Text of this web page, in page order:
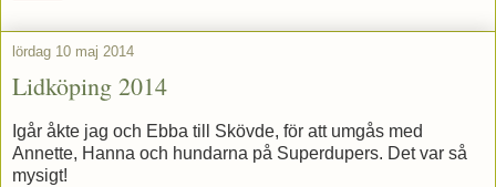
lördag 10 maj 2014
Lidköping 2014
Igår åkte jag och Ebba till Skövde, för att umgås med
Annette, Hanna och hundarna på Superdupers. Det var så
mysigt!